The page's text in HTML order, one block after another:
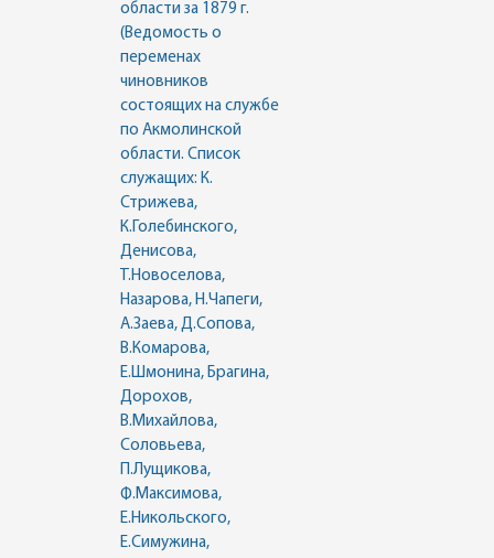
области за 1879 г.
(Ведомость о
переменах
чиновников
состоящих на службе
по Акмолинской
области. Список
служащих: К.
Стрижева,
К.Голебинского,
Денисова,
Т.Новоселова,
Назарова, Н.Чапеги,
А.Заева, Д.Сопова,
В.Комарова,
Е.Шмонина, Брагина,
Дорохов,
В.Михайлова,
Соловьева,
П.Лущикова,
Ф.Максимова,
Е.Никольского,
Е.Симужина,